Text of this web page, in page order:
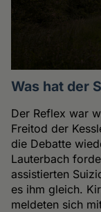
Was hat der
Der Reflex war
Freitod der
die Debatte
Lauterbach
assistierten
es ihm gleich.
meldeten sich